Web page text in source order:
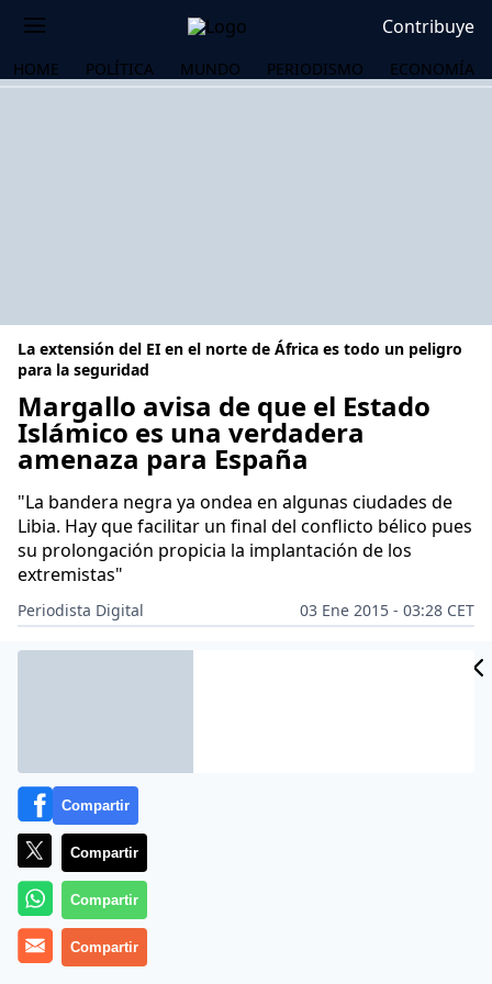
Contribuye
HOME POLÍTICA MUNDO PERIODISMO ECONOMÍA
La extensión del EI en el norte de África es todo un peligro
para la seguridad
Margallo avisa de que el Estado
Islámico es una verdadera
amenaza para España
"La bandera negra ya ondea en algunas ciudades de
Libia. Hay que facilitar un final del conflicto bélico pues
su prolongación propicia la implantación de los
extremistas"
Periodista Digital
03 Ene 2015 - 03:28 CET
Archivado en: GOBIERNO
Compartir
Compartir
Compartir
Compartir